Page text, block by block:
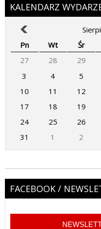
KALENDARZ
Pn
Wt Śr
27
28 29
3
4 5
10
11 12
17
18 19
24
25 26
31
1 2
FACEBOOK /